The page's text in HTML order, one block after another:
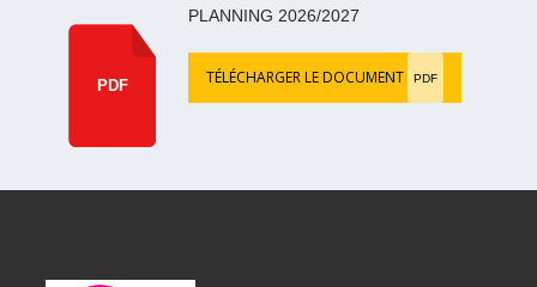
PDF
PLANNING 2026/2027
TÉLÉCHARGER LE DOCUMENT PDF